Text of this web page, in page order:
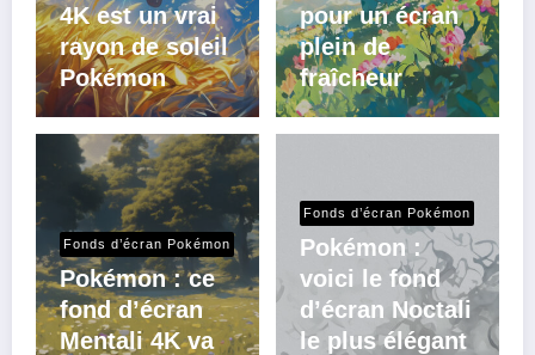
4K est un vrai
rayon de soleil
Pokémon
pour un écran
plein de
fraîcheur
Fonds d’écran Pokémon
Pokémon : ce
fond d’écran
Mentali 4K va
Fonds d’écran Pokémon
Pokémon :
voici le fond
d’écran Noctali
le plus élégant